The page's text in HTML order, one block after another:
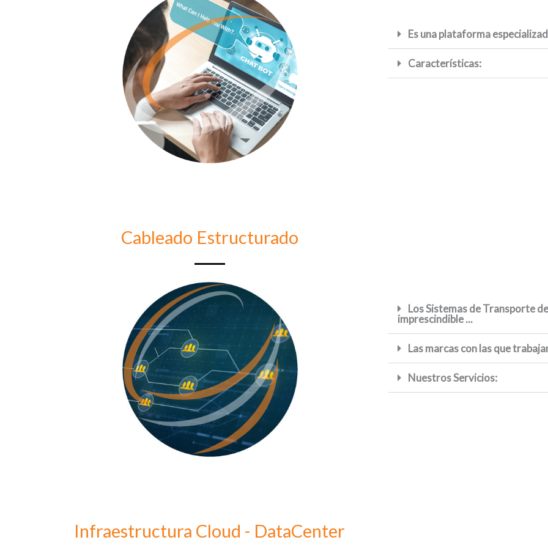
Es una plataforma
Características:
Cableado Estructurado
Los Sistemas de Transporte
imprescindible ...
Las marcas con las que
Nuestros Servicios:
Infraestructura Cloud - DataCenter